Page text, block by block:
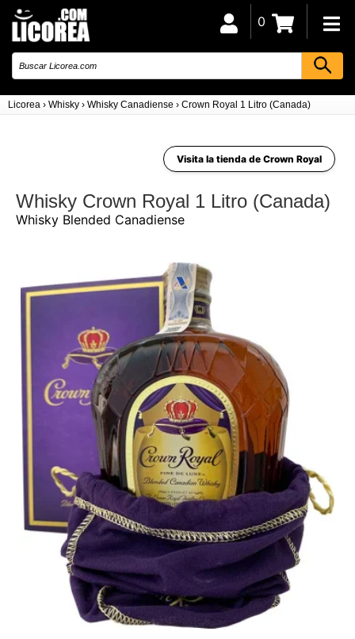
Licorea › Whisky › Whisky Canadiense › Crown Royal 1 Litro (Canada)
0
Visita la tienda de Crown Royal
Whisky Crown Royal 1 Litro (Canada)
Whisky Blended Canadiense